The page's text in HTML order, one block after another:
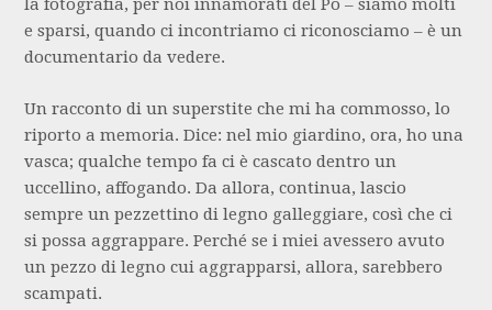
la fotografia, per noi innamorati del Po – siamo molti
e sparsi, quando ci incontriamo ci riconosciamo – è un
documentario da vedere.
Un racconto di un superstite che mi ha commosso, lo
riporto a memoria. Dice: nel mio giardino, ora, ho una
vasca; qualche tempo fa ci è cascato dentro un
uccellino, affogando. Da allora, continua, lascio
sempre un pezzettino di legno galleggiare, così che ci
si possa aggrappare. Perché se i miei avessero avuto
un pezzo di legno cui aggrapparsi, allora, sarebbero
scampati.